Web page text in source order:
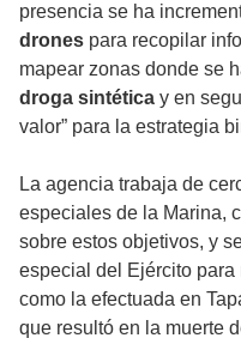
presencia se ha
drones para recopilar
mapear zonas donde se
droga sintética y en
valor” para la estrategia
La agencia trabaja de
especiales de la Marina,
sobre estos objetivos, y
especial del Ejército para
como la efectuada en
que resultó en la muerte